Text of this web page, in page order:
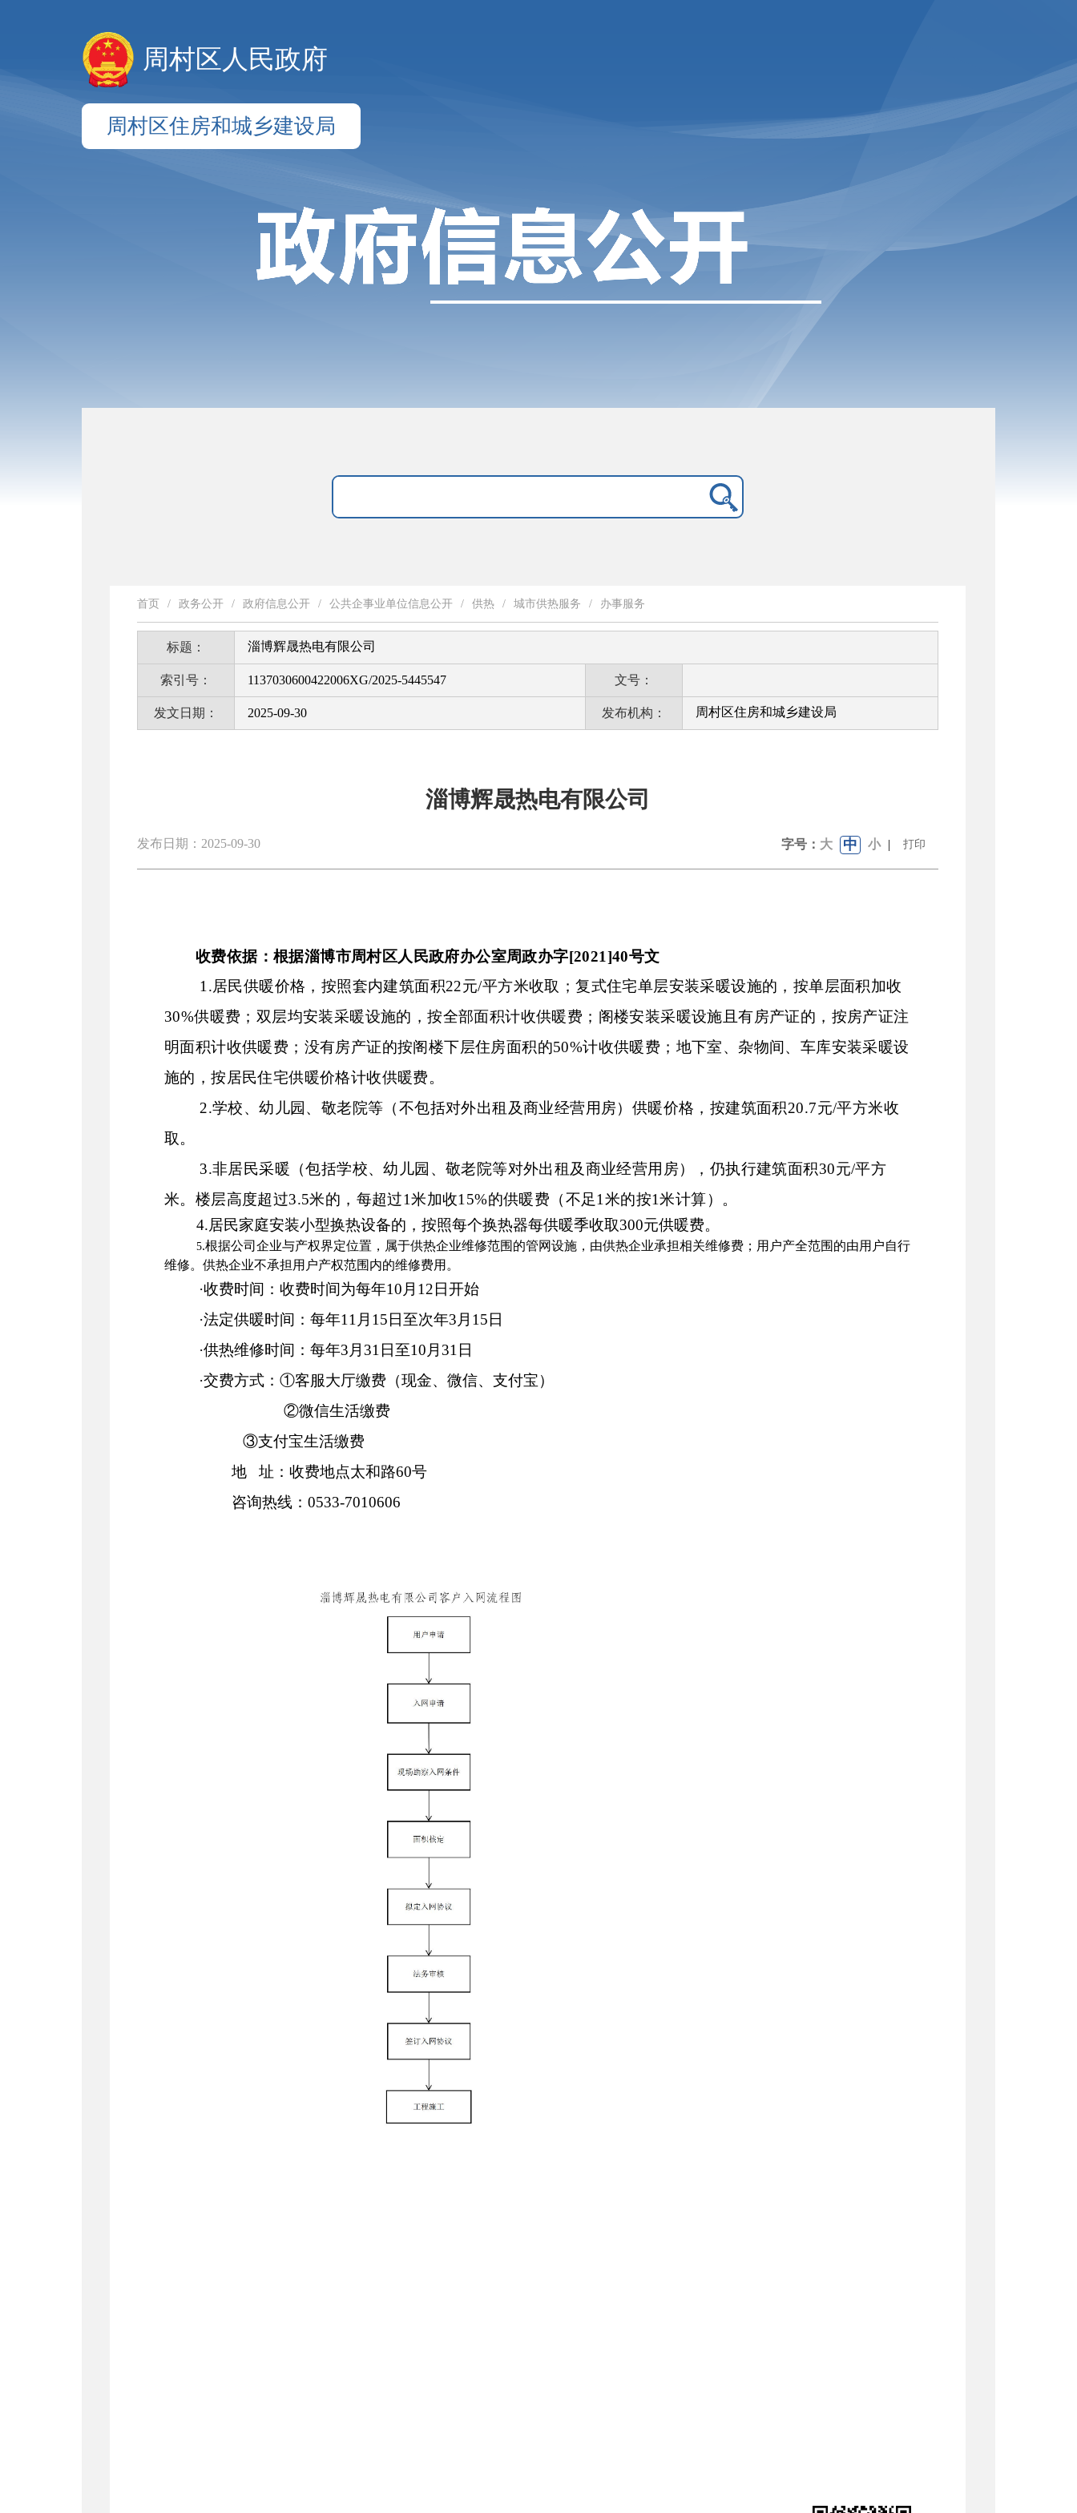
周村区人民政府
周村区住房和城乡建设局
首页 / 政务公开 / 政府信息公开 / 公共企事业单位信息公开 / 供热 / 城市供热服务 / 办事服务
标题： 淄博辉晟热电有限公司
索引号： 1137030600422006XG/2025-5445547 文号：
发文日期： 2025-09-30 发布机构： 周村区住房和城乡建设局
淄博辉晟热电有限公司
发布日期：2025-09-30 字号： 大 中 小 | 打印
收费依据：根据淄博市周村区人民政府办公室周政办字[2021]40号文
1.居民供暖价格，按照套内建筑面积22元/平方米收取；复式住宅单层安装采暖设施的，按单层面积加收
30%供暖费；双层均安装采暖设施的，按全部面积计收供暖费；阁楼安装采暖设施且有房产证的，按房产证注
明面积计收供暖费；没有房产证的按阁楼下层住房面积的50%计收供暖费；地下室、杂物间、车库安装采暖设
施的，按居民住宅供暖价格计收供暖费。
2.学校、幼儿园、敬老院等（不包括对外出租及商业经营用房）供暖价格，按建筑面积20.7元/平方米收
取。
3.非居民采暖（包括学校、幼儿园、敬老院等对外出租及商业经营用房），仍执行建筑面积30元/平方
米。楼层高度超过3.5米的，每超过1米加收15%的供暖费（不足1 米的按1米计算）。
4.居民家庭安装小型换热设备的，按照每个换热器每供暖季收取300元供暖费。
5.根据公司企业与产权界定位置，属于供热企业维修范围的管网设施，由供热企业承担相关维修费；用户产全范围的由用户自行
维修。供热企业不承担用户产权范围内的维修费用。
·收费时间： 收费时间为每年10 月 12 日开始
·法定供暖时间：每年11月15日至次年3月15日
·供热维修时间：每年3月31日至10月31日
·交费方式：①客服大厅缴费（现金、微信、支付宝）
②微信生活缴费
③支付宝生活缴费
地
址： 收费地点太和路60号
咨询热线：0533-7010606